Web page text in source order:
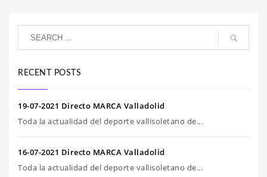
RECENT POSTS
19-07-2021 Directo MARCA Valladolid
Toda la actualidad del deporte vallisoletano de...
16-07-2021 Directo MARCA Valladolid
Toda la actualidad del deporte vallisoletano de...